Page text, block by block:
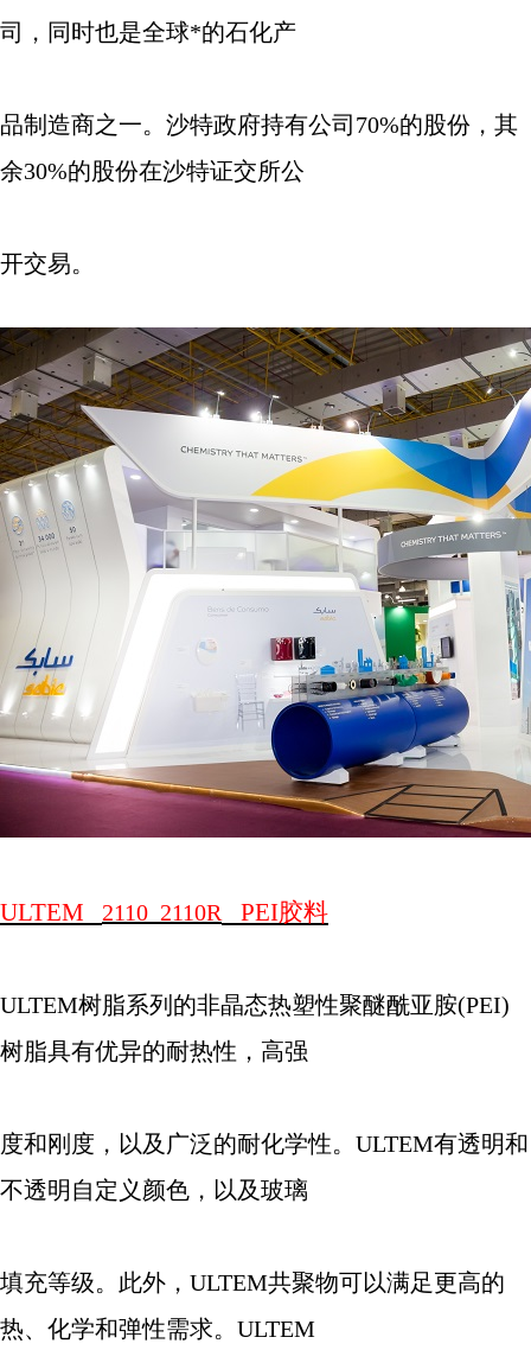
司，同时也是全球*的石化产
品制造商之一。沙特政府持有公司 70%的股份，其
余30%的股份在沙特证交所公
开交易。
ULTEM 2110 2110R PEI胶料
ULTEM树脂系列的非晶态热塑性聚醚酰亚胺(PEI)
树脂具有优异的耐热性，高强
度和刚度，以及广泛的耐化学性。 ULTEM有透明和
不透明自定义颜色，以及玻璃
填充等级。此外， ULTEM共聚物可以满足更高的
热、化学和弹性需求。 ULTEM